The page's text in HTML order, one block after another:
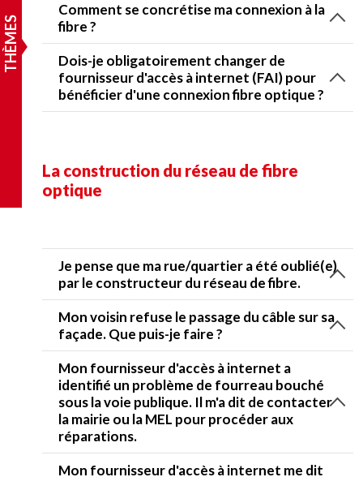
THÈMES
Comment se concrétise ma connexion à la
fibre ?
Dois-je obligatoirement changer de
fournisseur d'accès à internet (FAI) pour
bénéficier d'une connexion fibre optique ?
La construction du réseau de fibre
optique
Je pense que ma rue/quartier a été oublié(e)
par le constructeur du réseau de fibre.
Mon voisin refuse le passage du câble sur sa
façade. Que puis-je faire ?
Mon fournisseur d'accès à internet a
identifié un problème de fourreau bouché
sous la voie publique. Il m'a dit de contacter
la mairie ou la MEL pour procéder aux
réparations.
Mon fournisseur d'accès à internet me dit